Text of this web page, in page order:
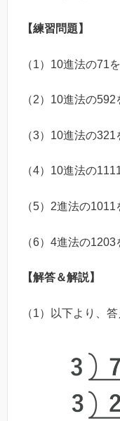
【練習問題】
（1）10進法の71
（2）10進法の
（3）10進法の
（4）10進法の
（5）2進法の
（6）4進法の
【解答＆解説】
（1）以下より、